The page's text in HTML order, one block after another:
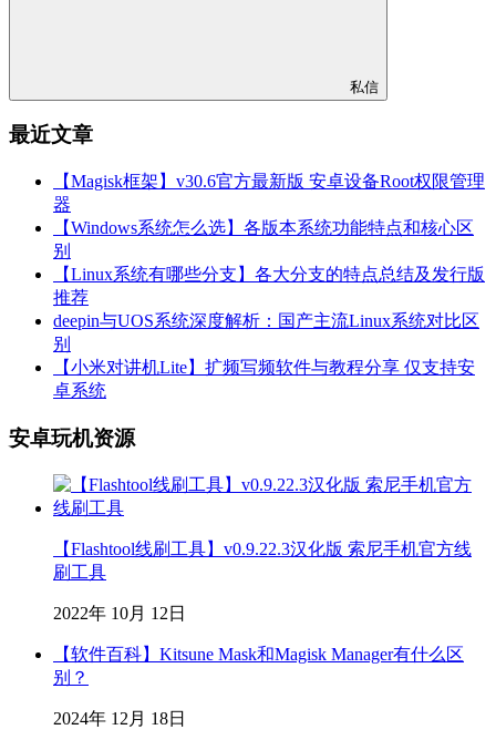
私信
最近文章
【Magisk框架】v30.6官方最新版 安卓设备Root权限管理
器
【Windows系统怎么选】各版本系统功能特点和核心区
别
【Linux系统有哪些分支】各大分支的特点总结及发行版
推荐
deepin与UOS系统深度解析：国产主流Linux系统对比区
别
【小米对讲机Lite】扩频写频软件与教程分享 仅支持安
卓系统
安卓玩机资源
【Flashtool线刷工具】v0.9.22.3汉化版 索尼手机官方线
刷工具
2022年 10月 12日
【软件百科】Kitsune Mask和Magisk Manager有什么区
别？
2024年 12月 18日